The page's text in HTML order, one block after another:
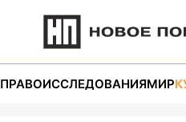
ПРАВОИССЛЕДОВАНИЯМИР